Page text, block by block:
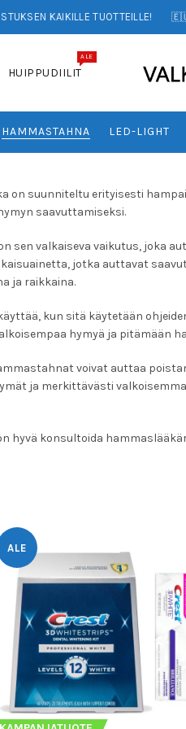
KAIKILLE TUOTTEILLE! 🇪🇺
HUIPPUDIILIT
ALE
HAMMASTAHNA LED-LIGHT
on suunniteltu erityisesti
saavuttamiseksi.
sen valkaiseva vaikutus, joka
jotka auttavat
ja raikkaina.
kun sitä käytetään
hymyä ja pitämään
voivat auttaa
ja merkittävästi
hyvä konsultoida
ALE